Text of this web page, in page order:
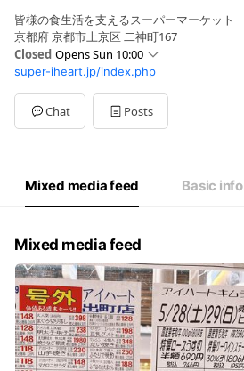
皆様の食生活を支えるスーパーマーケット
京都府 京都市上京区 二神町167
Closed Opens Sun 10:00
Sun10:00 - 21:00
Mon10:00 - 21:00
Tue10:00 - 21:00
Wed10:00 - 21:00
10:00 - 21:00
super-iheart.jp/index.php
Chat Posts
Mixed media feed Basic info
Mixed media feed